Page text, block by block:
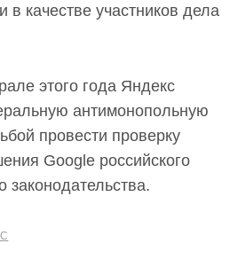
в качестве участников дела
этого года Яндекс
антимонопольную
провести проверку
Google российского
законодательства.